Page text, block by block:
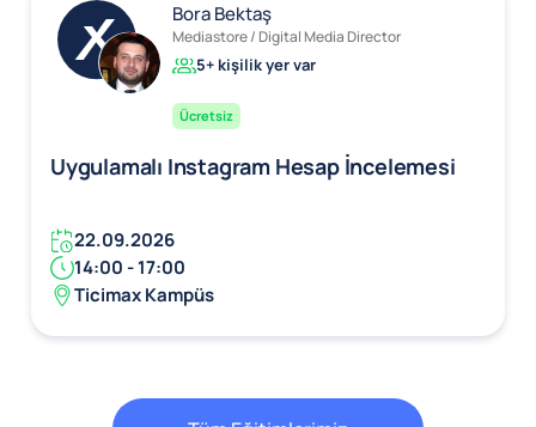
Bora Bektaş
Mediastore / Digital Media Director
5+ kişilik yer var
Ücretsiz
Uygulamalı Instagram Hesap İncelemesi
22.09.2026
14:00 - 17:00
Ticimax Kampüs